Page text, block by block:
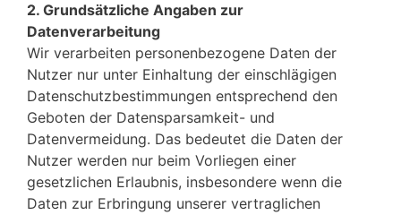
2. Grundsätzliche Angaben zur
Datenverarbeitung
Wir verarbeiten personenbezogene Daten der
Nutzer nur unter Einhaltung der einschlägigen
Datenschutzbestimmungen entsprechend den
Geboten der Datensparsamkeit- und
Datenvermeidung. Das bedeutet die Daten der
Nutzer werden nur beim Vorliegen einer
gesetzlichen Erlaubnis, insbesondere wenn die
Daten zur Erbringung unserer vertraglichen